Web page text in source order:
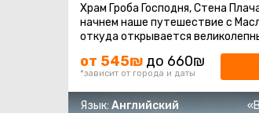
Храм Гроба Господня, Стена
начнем наше путешествие с
откуда открывается
от 545₪ до 660₪
*зависит от города и даты
Язык:Английский